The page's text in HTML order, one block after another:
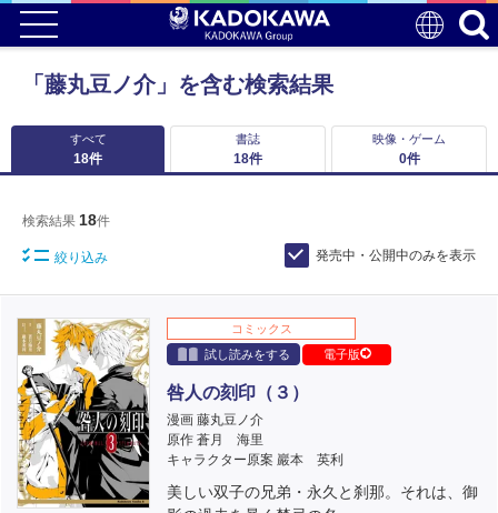
「藤丸豆ノ介」を含む検索結果
すべて
18件
書誌
18件
映像・ゲーム
0件
検索結果 18件
絞り込み 発売中・公開中のみを表示
コミックス
試し読みをする
電子版
咎人の刻印（３）
漫画 藤丸豆ノ介
原作 蒼月 海里
キャラクター原案 巖本 英利
美しい双子の兄弟・永久と刹那。それは、御